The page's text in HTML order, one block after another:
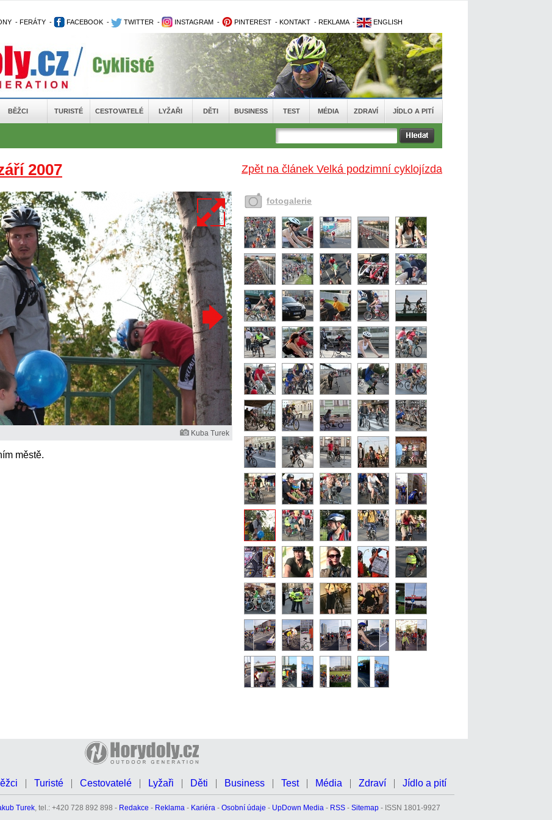
- FERÁTY - FACEBOOK - TWITTER - INSTAGRAM - PINTEREST - KONTAKT - REKLAMA - ENGLISH
BĚŽCI TURISTÉ CESTOVATELÉ LYŽAŘI DĚTI BUSINESS TEST MÉDIA ZDRAVÍ JÍDLO A PITÍ
Zpět na článek Velká podzimní cyklojízda
2007
Kuba Turek
městě.
fotogalerie
Turisté Cestovatelé Lyžaři Děti Business Test Média Zdraví Jídlo a pití
Turek, tel.: +420 728 892 898 - Redakce - Reklama - Kariéra - Osobní údaje - UpDown Media - RSS - Sitemap - ISSN 1801-9927